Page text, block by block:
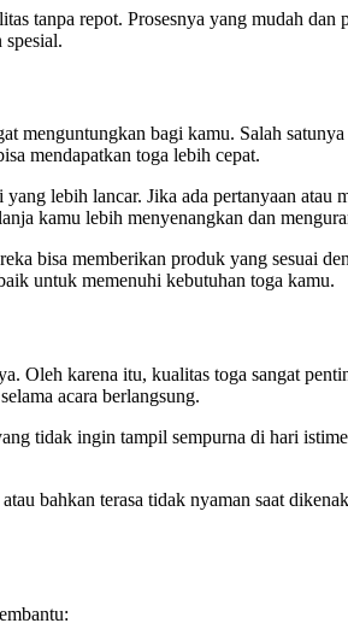
tanpa repot. Prosesnya yang mudah
spesial.
bagi kamu. Salah
mendapatkan toga lebih cepat.
lebih lancar. Jika ada pertanyaan atau
kamu lebih menyenangkan dan
bisa memberikan produk yang sesuai
untuk memenuhi kebutuhan toga kamu.
Oleh karena itu, kualitas toga sangat
acara berlangsung.
tidak ingin tampil sempurna di hari
bahkan terasa tidak nyaman saat